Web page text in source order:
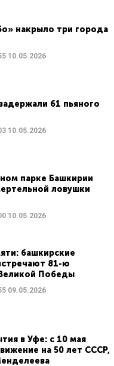
накрыло три города
10.05.2026
61 пьяного
10.05.2026
парке Башкирии
ловушки
10.05.2026
башкирские
81-ю
Победы
09.05.2026
в Уфе: с 10 мая
на 50 лет СССР,